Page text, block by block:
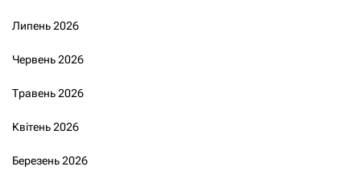
Липень 2026
Червень 2026
Травень 2026
Квітень 2026
Березень 2026